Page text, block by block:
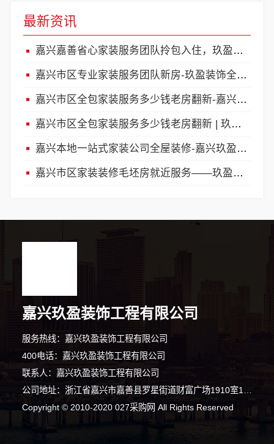
最新资讯
嘉兴嘉善省心家装服务团队拎包入住，玖盈装饰精装交付
嘉兴市区专业家装服务团队新房-玖盈装饰全包服务
嘉兴市区全包家装服务多少钱老房翻新-嘉兴玖盈装饰工程有限公司
嘉兴市区全包家装服务多少钱老房翻新 | 玖盈装饰专业翻新
嘉兴本地一站式家装公司全屋装修-嘉兴玖盈装饰工程有限公司
嘉兴市区家装装修毛坯房就近服务——玖盈装饰工程有限公司
嘉兴玖盈装饰工程有限公司
服务热线：嘉兴玖盈装饰工程有限公司
400电话：嘉兴玖盈装饰工程有限公司
联系人：嘉兴玖盈装饰工程有限公司
Copyright © 2010-2020 027采购网 All Rights Reserved
1分钟前 马小姐 正在咨询
4分钟前 朱小姐 正在咨询
8分钟前 陈小姐 正在咨询